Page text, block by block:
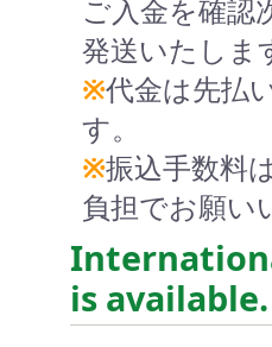
ご入金を確認
発送いたしま
※代金は先払
す。
※振込手数料
負担でお願い
is available.